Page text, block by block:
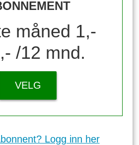
måned 1,-
/12 mnd.
VELG
Logg inn her